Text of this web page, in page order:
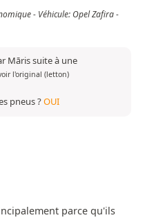
- Véhicule: Opel Zafira -
Māris suite à une
l'original (letton)
pneus ?OUI
parce qu'ils